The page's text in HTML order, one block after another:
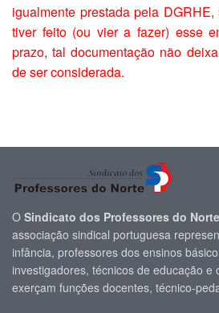
igualmente prestada pela
tiver feito (ou vier a fazer) esse
prazo, tal documentação não
de ser considerada.
O Sindicato dos Professores do Norte
associação sindical portuguesa
infância, professores dos ensinos
investigadores, técnicos de educação e
exerçam funções docentes, técnico-